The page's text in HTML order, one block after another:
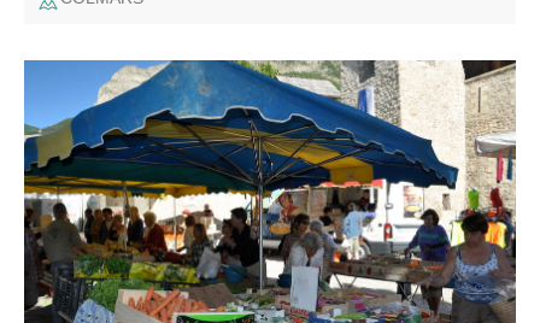
Le traditionnel marché avec ses étals colorés et ses
saveurs et senteurs entre montagne et Provence. Selon
la saison: primeurs, cochonnailles, fromages, vêtements,
déco, cadeaux et gourmandises ! D'octobre à mai le
nombre d'exposants est limité.